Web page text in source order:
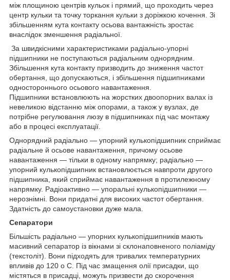
між площиною центрів кульок і прямий, що проходить через
центр кульки та точку торкання кульки з доріжкою кочення. Зі
збільшенням кута контакту осьова вантажність зростає
внаслідок зменшення радіальної.
За швидкісними характеристиками радіально-упорні
підшипники не поступаються радіальним однорядним.
Збільшення кута контакту призводить до зниження частот
обертання, що допускаються, і збільшення підшипниками
одностороннього осьового навантаження.
Підшипники встановлюють на жорстких двоопорних валах із
невеликою відстанню між опорами, а також у вузлах, де
потрібне регулювання люзу в підшипниках під час монтажу
або в процесі експлуатації.
Однорядний радіально — упорний кулькопідшипник сприймає
радіальне й осьове навантаження, причому осьове
навантаження — тільки в одному напрямку; радіально —
упорний кулькопідшипник встановлюється навпроти другого
підшипника, який сприймає навантаження в протилежному
напрямку. Радіоактивно — упоральні кулькопідшипники —
нерознімні. Вони придатні для високих частот обертання.
Здатність до самоустановки дуже мала.
Сепаратори
Більшість радіально — упорних кулькопідшипників мають
масивний сепаратор із вікнами зі склонаповненого поліаміду
(текстоліт). Вони підходять для тривалих температурних
впливів до 120 о С. Під час змащення олії присадки, що
містяться в присадці, можуть призвести до скорочення